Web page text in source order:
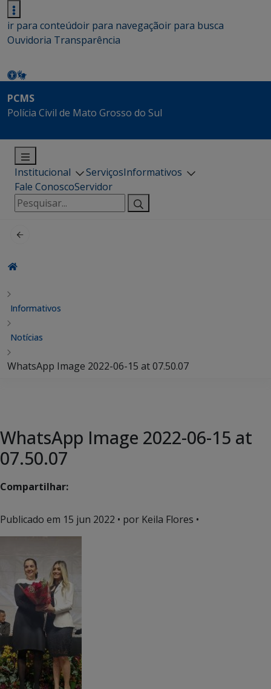
ir para conteúdoir para navegaçãoir para busca
Ouvidoria Transparência
PCMS
Polícia Civil de Mato Grosso do Sul
Institucional ServiçosInformativos
Fale ConoscoServidor
Pesquisar
por:
Informativos
Notícias
WhatsApp Image 2022-06-15 at 07.50.07
WhatsApp Image 2022-06-15 at
07.50.07
Compartilhar:
Publicado em 15 jun 2022 • por Keila Flores •